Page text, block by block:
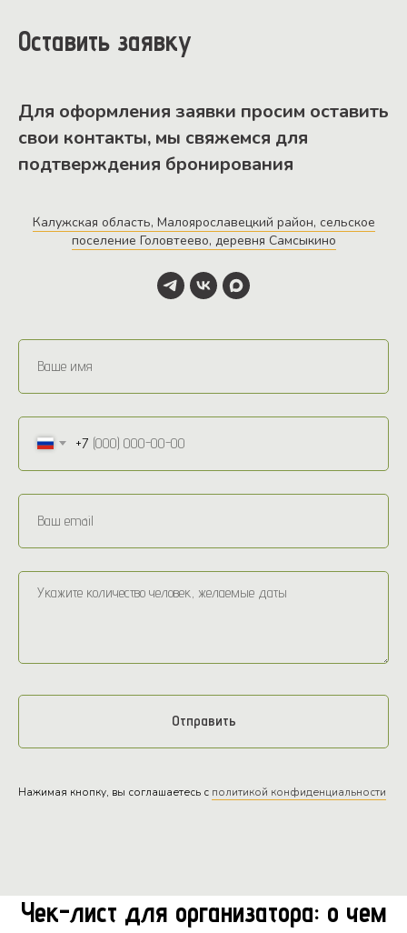
Оставить заявку
Для оформления заявки просим оставить
свои контакты, мы свяжемся для
подтверждения бронирования
Калужская область, Малоярославецкий район, сельское
поселение Головтеево, деревня Самсыкино
+7
Отправить
Нажимая кнопку, вы соглашаетесь с политикой конфиденциальности
Чек-лист для организатора: о чем